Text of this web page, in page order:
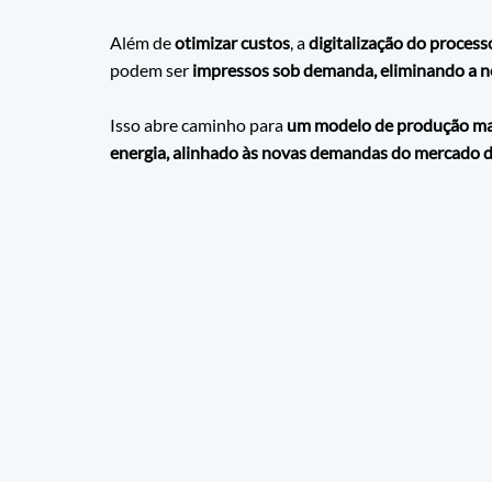
Além de otimizar custos, a digitalização do
podem ser impressos sob demanda, eliminando a
Isso abre caminho para um modelo de produção
energia, alinhado às novas demandas do mercado